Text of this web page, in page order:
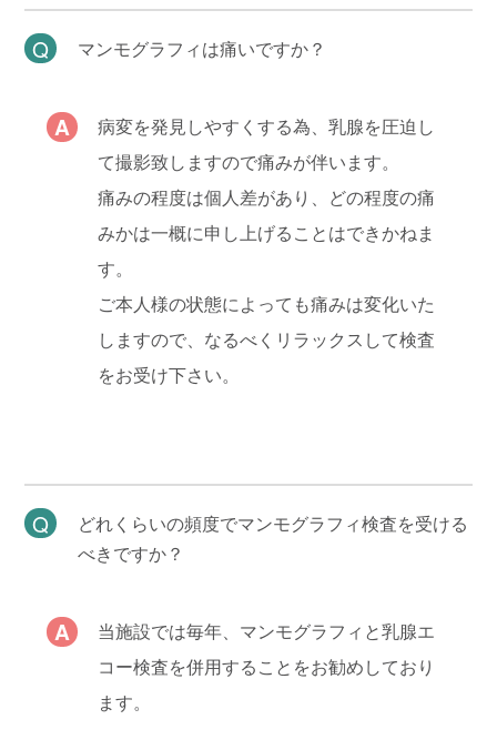
マンモグラフィは痛いですか？
病変を発見しやすくする為、乳腺を圧迫し
て撮影致しますので痛みが伴います。
痛みの程度は個人差があり、どの程度の痛
みかは一概に申し上げることはできかねま
す。
ご本人様の状態によっても痛みは変化いた
しますので、なるべくリラックスして検査
をお受け下さい。
どれくらいの頻度でマンモグラフィ検査を受ける
べきですか？
当施設では毎年、マンモグラフィと乳腺エ
コー検査を併用することをお勧めしており
ます。